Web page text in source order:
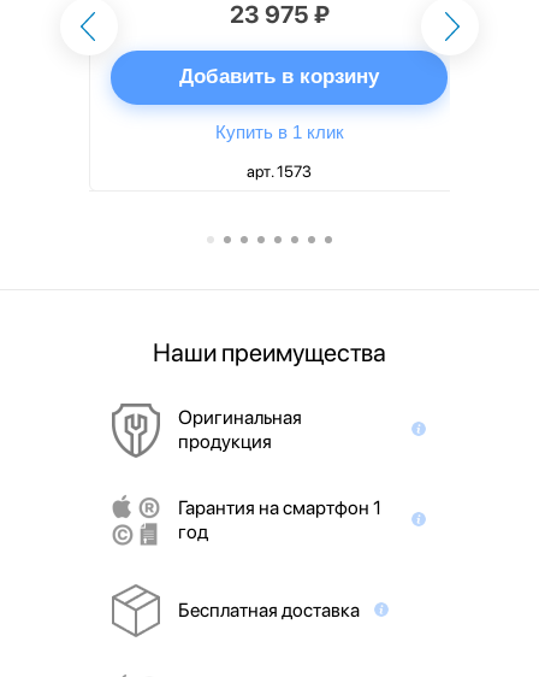
23 975 ₽
Добавить в корзину
Купить в 1 клик
арт. 1573
Наши преимущества
Оригинальная
продукция
Гарантия на смартфон 1
год
Бесплатная доставка